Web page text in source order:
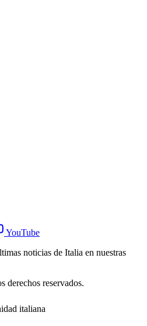
YouTube
noticias de Italia en nuestras
derechos reservados.
italiana